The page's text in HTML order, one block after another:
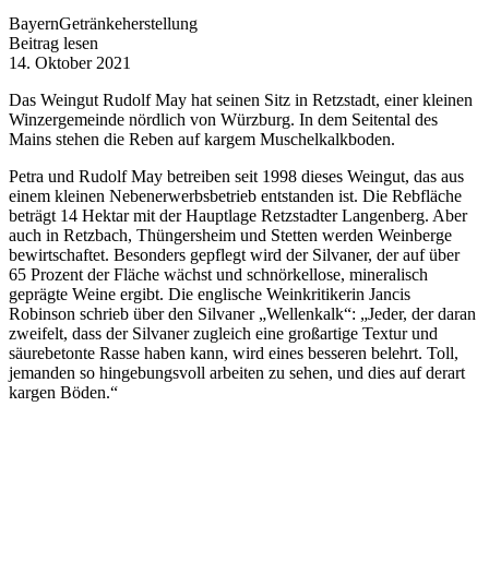
BayernGetränkeherstellung
Beitrag lesen
14. Oktober 2021
Das Weingut Rudolf May hat seinen Sitz in Retzstadt, einer kleinen
Winzergemeinde nördlich von Würzburg. In dem Seitental des
Mains stehen die Reben auf kargem Muschelkalkboden.
Petra und Rudolf May betreiben seit 1998 dieses Weingut, das aus
einem kleinen Nebenerwerbsbetrieb entstanden ist. Die Rebfläche
beträgt 14 Hektar mit der Hauptlage Retzstadter Langenberg. Aber
auch in Retzbach, Thüngersheim und Stetten werden Weinberge
bewirtschaftet. Besonders gepflegt wird der Silvaner, der auf über
65 Prozent der Fläche wächst und schnörkellose, mineralisch
geprägte Weine ergibt. Die englische Weinkritikerin Jancis
Robinson schrieb über den Silvaner „Wellenkalk“: „Jeder, der daran
zweifelt, dass der Silvaner zugleich eine großartige Textur und
säurebetonte Rasse haben kann, wird eines besseren belehrt. Toll,
jemanden so hingebungsvoll arbeiten zu sehen, und dies auf derart
kargen Böden.“